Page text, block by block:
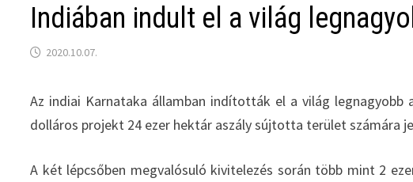
Indiában indult el a világ
2020.10.07.
Az indiai Karnataka államban indították el a világ
dolláros projekt 24 ezer hektár aszály sújtotta terület számára
A két lépcsőben megvalósuló kivitelezés során több mint 2